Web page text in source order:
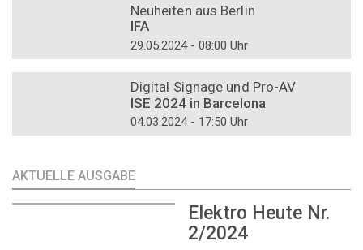
Neuheiten aus Berlin
IFA
29.05.2024 - 08:00 Uhr
Digital Signage und Pro-AV
ISE 2024 in Barcelona
04.03.2024 - 17:50 Uhr
AKTUELLE AUSGABE
Elektro Heute Nr.
2/2024